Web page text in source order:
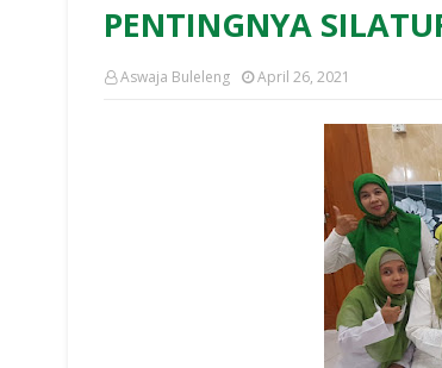
PENTINGNYA
Aswaja Buleleng April 26, 2021